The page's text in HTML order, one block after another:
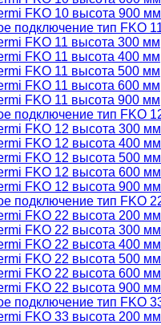
FKO 10 высота 900 мм
подключение тип FKO
FKO 11 высота 300 мм
FKO 11 высота 400 мм
FKO 11 высота 500 мм
FKO 11 высота 600 мм
FKO 11 высота 900 мм
подключение тип FKO
FKO 12 высота 300 мм
FKO 12 высота 400 мм
FKO 12 высота 500 мм
FKO 12 высота 600 мм
FKO 12 высота 900 мм
подключение тип FKO
FKO 22 высота 200 мм
FKO 22 высота 300 мм
FKO 22 высота 400 мм
FKO 22 высота 500 мм
FKO 22 высота 600 мм
FKO 22 высота 900 мм
подключение тип FKO
FKO 33 высота 200 мм